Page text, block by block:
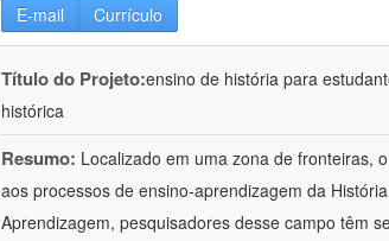
E-mail Currículo
Título do Projeto:ensino de história para
histórica
Resumo: Localizado em uma zona de fronteiras,
aos processos de ensino-aprendizagem da
Aprendizagem, pesquisadores desse campo têm